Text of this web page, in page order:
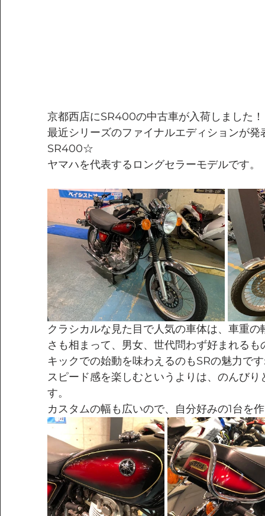
京都西店にSR400の中古車が入荷しました！
最近シリーズのファイナルエディションが
SR400☆
ヤマハを代表するロングセラーモデルです。
クラシカルな見た目で人気の車体は、車重
さも相まって、男女、世代問わず好まれる
キックでの始動を味わえるのもSRの魅力で
スピード感を楽しむというよりは、のんび
す。
カスタムの幅も広いので、自分好みの1台を